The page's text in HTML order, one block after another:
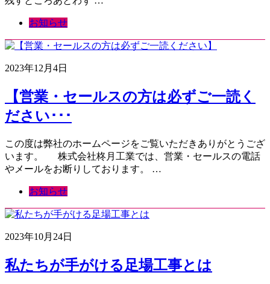
お知らせ
2023年12月4日
【営業・セールスの方は必ずご一読く
ださい･･･
この度は弊社のホームページをご覧いただきありがとうござ
います。 株式会社柊月工業では、営業・セールスの電話
やメールをお断りしております。 …
お知らせ
2023年10月24日
私たちが手がける足場工事とは